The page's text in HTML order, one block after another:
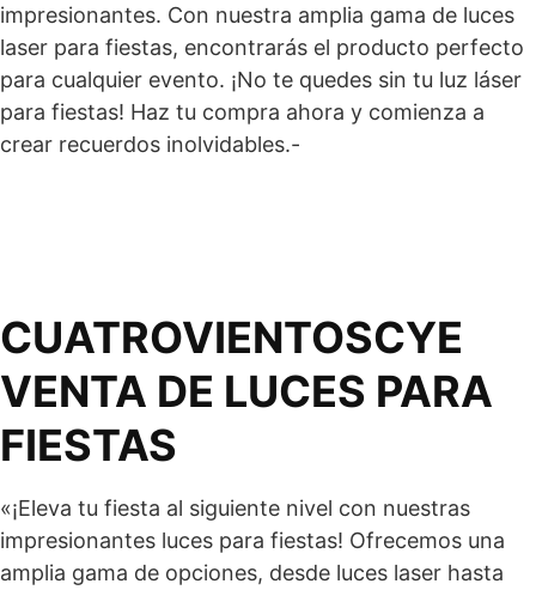
impresionantes. Con nuestra amplia gama de luces
laser para fiestas, encontrarás el producto perfecto
para cualquier evento. ¡No te quedes sin tu luz láser
para fiestas! Haz tu compra ahora y comienza a
crear recuerdos inolvidables.-
CUATROVIENTOSCYE
VENTA DE LUCES PARA
FIESTAS
«¡Eleva tu fiesta al siguiente nivel con nuestras
impresionantes luces para fiestas! Ofrecemos una
amplia gama de opciones, desde luces laser hasta